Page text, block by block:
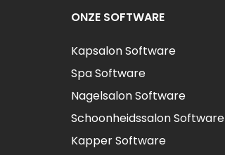
ONZE SOFTWARE
Kapsalon Software
Spa Software
Nagelsalon Software
Schoonheidssalon Software
Kapper Software